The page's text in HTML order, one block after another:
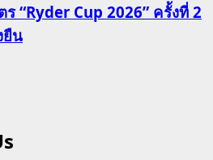
“Ryder Cup 2026” ครั้งที่ 2
ยืน